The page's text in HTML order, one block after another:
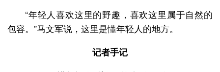
“年轻人喜欢这里的野趣，喜欢这里属于自然的
包容。”马文军说，这里是懂年轻人的地方。
记者手记